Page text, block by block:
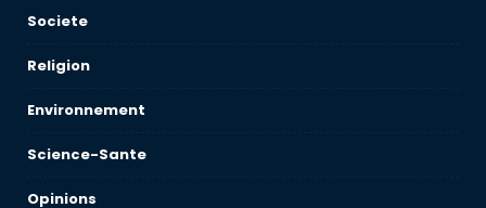
Societe
Religion
Environnement
Science-Sante
Opinions